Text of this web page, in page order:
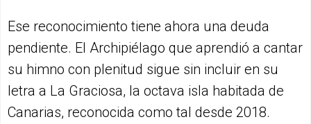
Ese reconocimiento tiene ahora una deuda
pendiente. El Archipiélago que aprendió a cantar
su himno con plenitud sigue sin incluir en su
letra a La Graciosa, la octava isla habitada de
Canarias, reconocida como tal desde 2018.